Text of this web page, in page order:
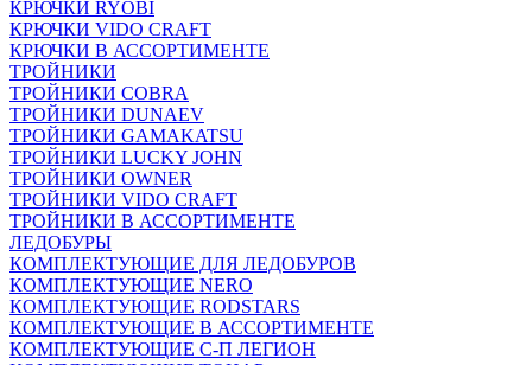
КРЮЧКИ RYOBI
КРЮЧКИ VIDO CRAFT
КРЮЧКИ В АССОРТИМЕНТЕ
ТРОЙНИКИ
ТРОЙНИКИ COBRA
ТРОЙНИКИ DUNAEV
ТРОЙНИКИ GAMAKATSU
ТРОЙНИКИ LUCKY JOHN
ТРОЙНИКИ OWNER
ТРОЙНИКИ VIDO CRAFT
ТРОЙНИКИ В АССОРТИМЕНТЕ
ЛЕДОБУРЫ
КОМПЛЕКТУЮЩИЕ ДЛЯ ЛЕДОБУРОВ
КОМПЛЕКТУЮЩИЕ NERO
КОМПЛЕКТУЮЩИЕ RODSTARS
КОМПЛЕКТУЮЩИЕ В АССОРТИМЕНТЕ
КОМПЛЕКТУЮЩИЕ С-П ЛЕГИОН